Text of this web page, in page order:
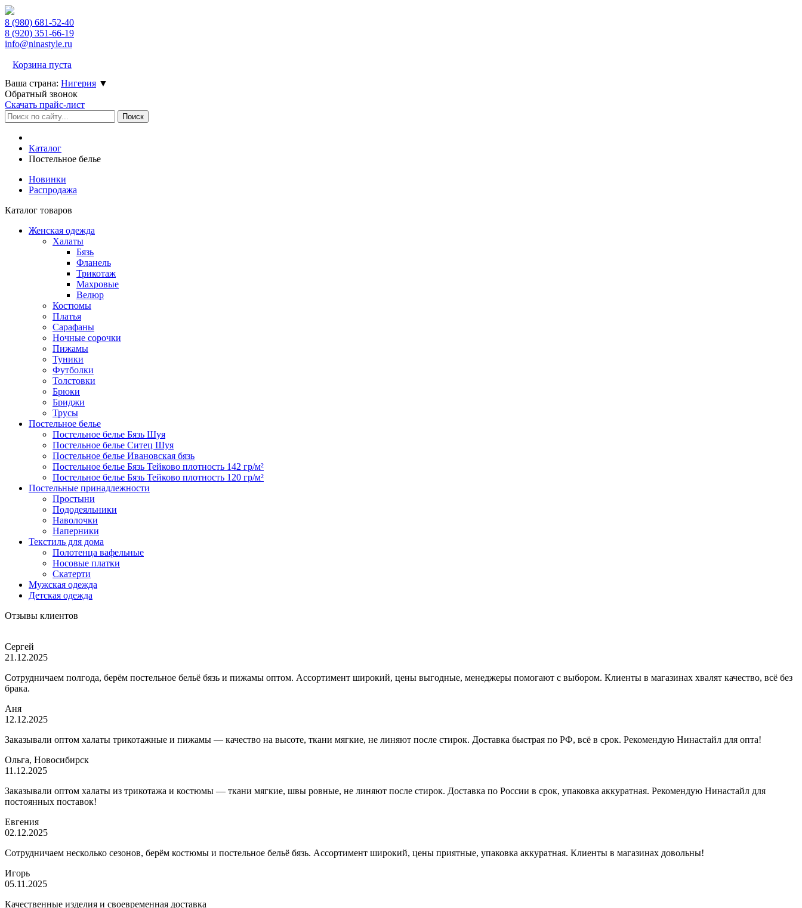
8 (980) 681-52-40
8 (920) 351-66-19
info@ninastyle.ru
Корзина пуста
Ваша страна: Нигерия ▼
Обратный звонок
Скачать прайс-лист
Каталог
Постельное белье
Новинки
Распродажа
Каталог товаров
Женская одежда
Халаты
Бязь
Фланель
Трикотаж
Махровые
Велюр
Костюмы
Платья
Сарафаны
Ночные сорочки
Пижамы
Туники
Футболки
Толстовки
Брюки
Бриджи
Трусы
Постельное белье
Постельное белье Бязь Шуя
Постельное белье Ситец Шуя
Постельное белье Ивановская бязь
Постельное белье Бязь Тейково плотность 142 гр/м²
Постельное белье Бязь Тейково плотность 120 гр/м²
Постельные принадлежности
Простыни
Пододеяльники
Наволочки
Наперники
Текстиль для дома
Полотенца вафельные
Носовые платки
Скатерти
Мужская одежда
Детская одежда
Отзывы клиентов
Сергей
21.12.2025
Сотрудничаем полгода, берём постельное бельё бязь и пижамы оптом. Ассортимент широкий, цены выгодные, менеджеры помогают с выбором. Клиенты в магазинах хвалят качество, всё без
брака.
Аня
12.12.2025
Заказывали оптом халаты трикотажные и пижамы — качество на высоте, ткани мягкие, не линяют после стирок. Доставка быстрая по РФ, всё в срок. Рекомендую Нинастайл для опта!
Ольга, Новосибирск
11.12.2025
Заказывали оптом халаты из трикотажа и костюмы — ткани мягкие, швы ровные, не линяют после стирок. Доставка по России в срок, упаковка аккуратная. Рекомендую Нинастайл для
постоянных поставок!
Евгения
02.12.2025
Сотрудничаем несколько сезонов, берём костюмы и постельное бельё бязь. Ассортимент широкий, цены приятные, упаковка аккуратная. Клиенты в магазинах довольны!
Игорь
05.11.2025
Качественные изделия и своевременная доставка